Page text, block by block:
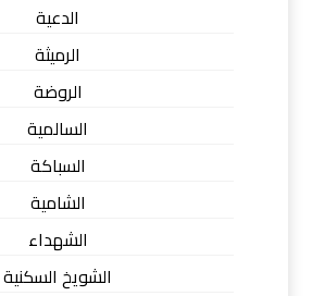
الدعية
الرميثة
الروضة
السالمية
السباكة
الشامية
الشهداء
الشويخ السكنية